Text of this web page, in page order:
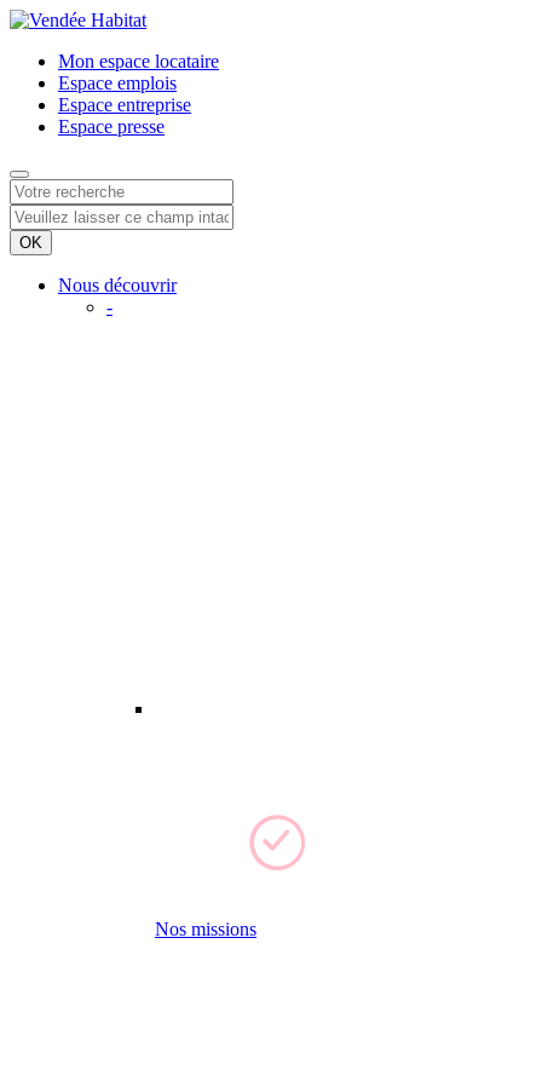
Mon espace locataire
Espace emplois
Espace entreprise
Espace presse
Nous découvrir
-
Nos missions